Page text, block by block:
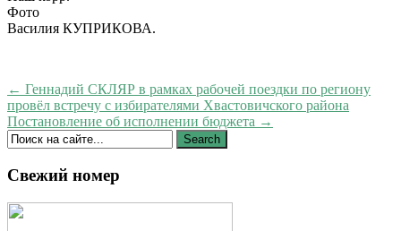
Фото
Василия КУПРИКОВА.
← Геннадий СКЛЯР в рамках рабочей поездки по региону
провёл встречу с избирателями Хвастовичского района
Постановление об исполнении бюджета →
Свежий номер